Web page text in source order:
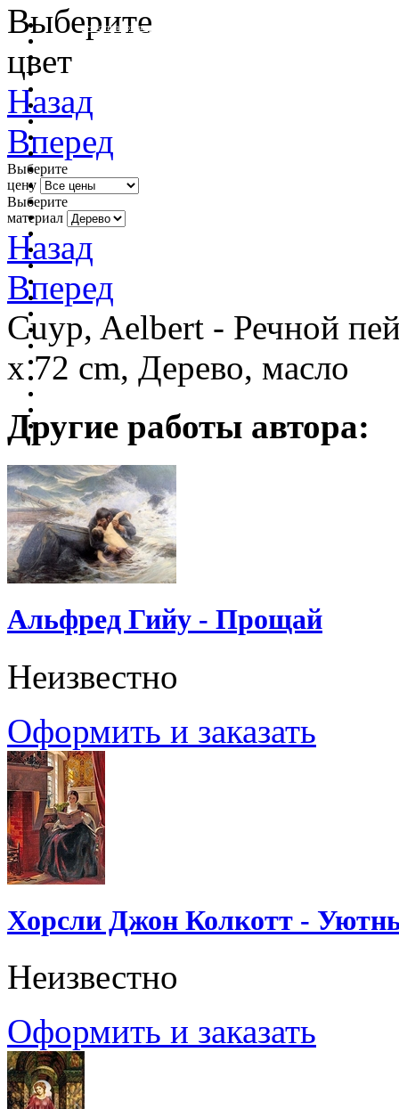
очистить фильтр цвета
Выберите
цвет
Назад
Вперед
Выберите
цену
Выберите
материал
Назад
Вперед
Cuyp, Aelbert - Речной
x 72 cm, Дерево, масло
Другие работы автора:
Альфред Гийу - Прощай
Неизвестно
Оформить и заказать
Хорсли Джон Колкотт -
Неизвестно
Оформить и заказать